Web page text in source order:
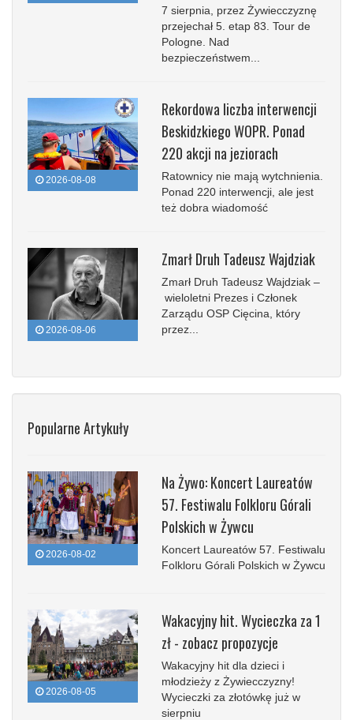
7 sierpnia, przez Żywiecczyznę
przejechał 5. etap 83. Tour de
Pologne. Nad
bezpieczeństwem...
2026-08-08
Rekordowa liczba interwencji
Beskidzkiego WOPR. Ponad
220 akcji na jeziorach
Ratownicy nie mają wytchnienia.
Ponad 220 interwencji, ale jest
też dobra wiadomość
2026-08-06
Zmarł Druh Tadeusz Wajdziak
Zmarł Druh Tadeusz Wajdziak –
wieloletni Prezes i Członek
Zarządu OSP Cięcina, który
przez...
Popularne Artykuły
2026-08-02
Na Żywo: Koncert Laureatów
57. Festiwalu Folkloru Górali
Polskich w Żywcu
Koncert Laureatów 57. Festiwalu
Folkloru Górali Polskich w Żywcu
2026-08-05
Wakacyjny hit. Wycieczka za 1
zł - zobacz propozycje
Wakacyjny hit dla dzieci i
młodzieży z Żywiecczyzny!
Wycieczki za złotówkę już w
sierpniu